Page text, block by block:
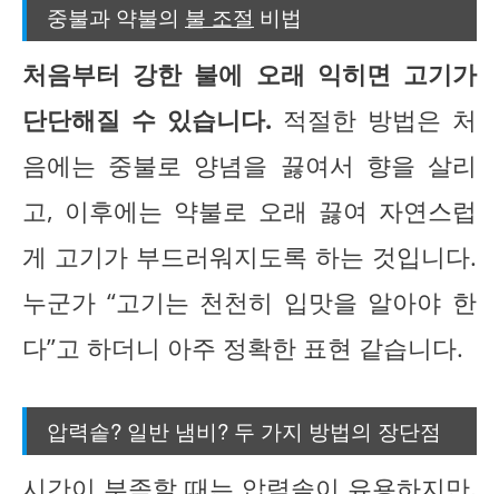
중불과 약불의 불 조절 비법
처음부터 강한 불에 오래 익히면 고기가
단단해질 수 있습니다. 적절한 방법은 처
음에는 중불로 양념을 끓여서 향을 살리
고, 이후에는 약불로 오래 끓여 자연스럽
게 고기가 부드러워지도록 하는 것입니다.
누군가 “고기는 천천히 입맛을 알아야 한
다”고 하더니 아주 정확한 표현 같습니다.
압력솥? 일반 냄비? 두 가지 방법의 장단점